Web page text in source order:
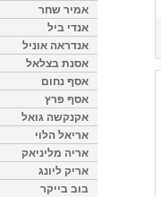
אמיר שחר
אנדי ביל
אנדראה אוניל
אסנת בצלאל
אסף נחום
אסף פרץ
אקנקשה גואל
אריאל הלוי
אריה מליניאק
אריק ליונג
בוב בייקר